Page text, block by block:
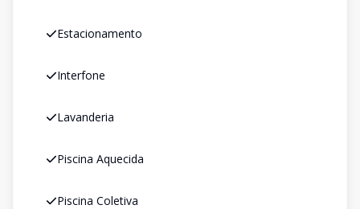
Estacionamento
Interfone
Lavanderia
Piscina Aquecida
Piscina Coletiva